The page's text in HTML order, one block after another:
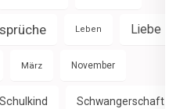
Leben Liebe
März November
Schulkind Schwangerschaft